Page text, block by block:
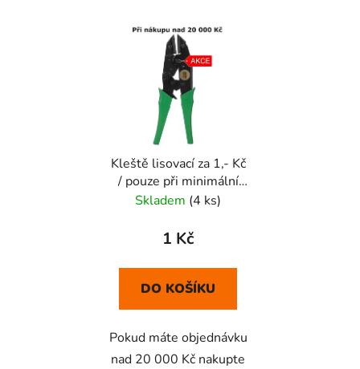
Kleště lisovací za 1,- Kč
/ pouze při minimální
objednávce nad
Skladem (4 ks)
1 Kč
DO KOŠÍKU
Pokud máte objednávku
nad 20 000 Kč nakupte